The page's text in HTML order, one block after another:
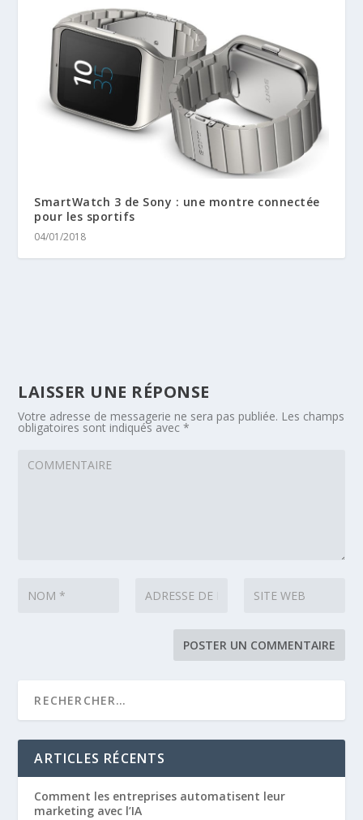
SmartWatch 3 de Sony : une montre connectée
pour les sportifs
04/01/2018
LAISSER UNE RÉPONSE
Votre adresse de messagerie ne sera pas publiée. Les champs
obligatoires sont indiqués avec*
ARTICLES RÉCENTS
Comment les entreprises automatisent leur
marketing avec l’IA